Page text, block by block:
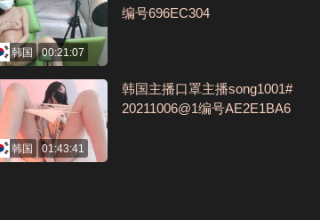
韩国 00:21:07
编号696EC304
韩国 01:43:41
韩国主播口罩主播song1001#
20211006@1编号AE2E1BA6